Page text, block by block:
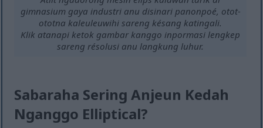
gimnasium gaya industri anu disinari panonpoé, otot-
ototna kaleuleuwihi sareng késang katingali.
Klik atanapi ketok gambar kanggo inpormasi lengkep
sareng résolusi anu langkung luhur.
Sabaraha Sering Anjeun Kedah
Nganggo Elliptical?